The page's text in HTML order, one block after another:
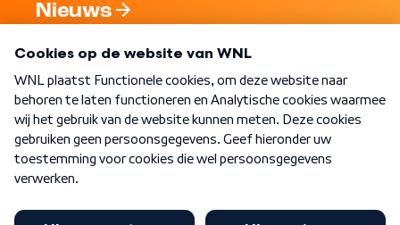
Nieuws
Nieuwsbrief
Word Lid